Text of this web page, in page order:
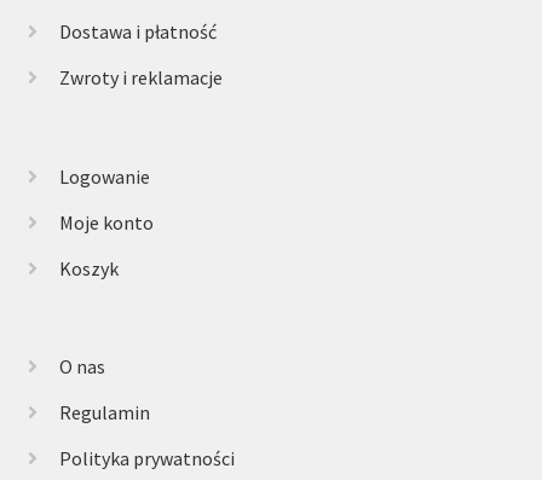
Dostawa i płatność
Zwroty i reklamacje
Logowanie
Moje konto
Koszyk
O nas
Regulamin
Polityka prywatności